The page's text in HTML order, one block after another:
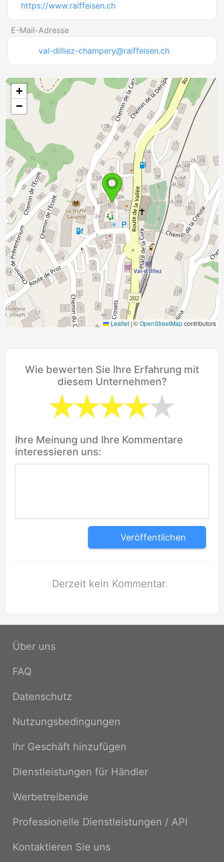
https://www.raiffeisen.ch
E-Mail-Adresse
val-dilliez-champery@raiffeisen.ch
+
−
Leaflet |©OpenStreetMapcontributors
Wie bewerten Sie Ihre Erfahrung mit
diesem Unternehmen?
Ihre Meinung und Ihre Kommentare
interessieren uns:
Veröffentlichen
Derzeit kein Kommentar.
Über uns
FAQ
Datenschutz
Nutzungsbedingungen
Ihr Geschäft hinzufügen
Dienstleistungen für Händler
Werbetreibende
Professionelle Dienstleistungen / API
Kontaktieren Sie uns